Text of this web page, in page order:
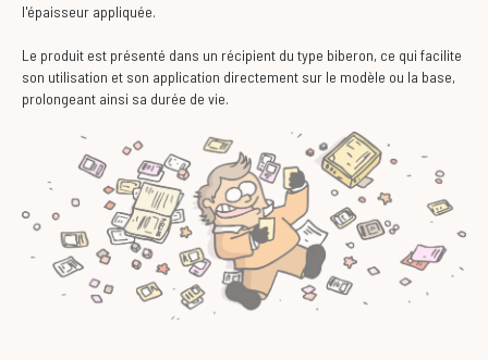
l'épaisseur appliquée.
Le produit est présenté dans un récipient du type biberon, ce qui facilite
son utilisation et son application directement sur le modèle ou la base,
prolongeant ainsi sa durée de vie.